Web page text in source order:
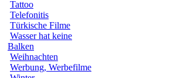
Tattoo
Telefonitis
Türkische Filme
Wasser hat keine
Balken
Weihnachten
Werbung, Werbefilme